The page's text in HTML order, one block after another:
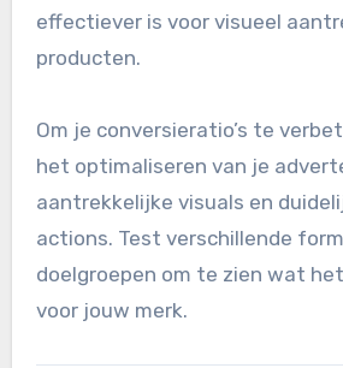
effectiever is voor visueel
producten.
Om je conversieratio’s te
het optimaliseren van je
aantrekkelijke visuals en
actions. Test verschillende
doelgroepen om te zien wat
voor jouw merk.